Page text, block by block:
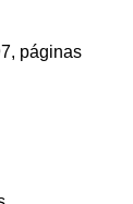
páginas